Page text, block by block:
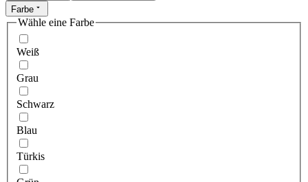
Farbe
Wähle eine Farbe
Weiß
Grau
Schwarz
Blau
Türkis